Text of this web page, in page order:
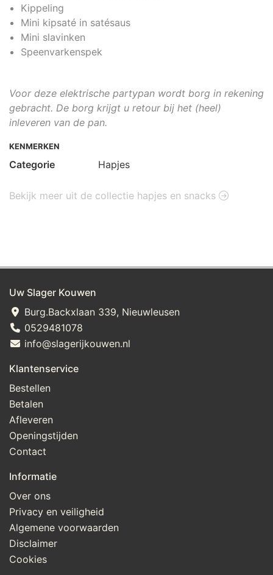
Kippeling
Mini kipsaté in satésaus
Mini slavinken
Speenvarkenspek
Voor deze elektrische partypan wordt borg in rekening
gebracht. De borg krijgt u retour bij het (heel)
inleveren van de pan.
KENMERKEN
Categorie Hapjes
Bekijk meer uit de collectie hapjes en snacks
Uw Slager Kouwen
Burg.Backxlaan 339, Nieuwleusen
0529481078
info@slagerijkouwen.nl
Klantenservice
Bestellen
Betalen
Afleveren
Openingstijden
Contact
Informatie
Over ons
Privacy en veiligheid
Algemene voorwaarden
Disclaimer
Cookies